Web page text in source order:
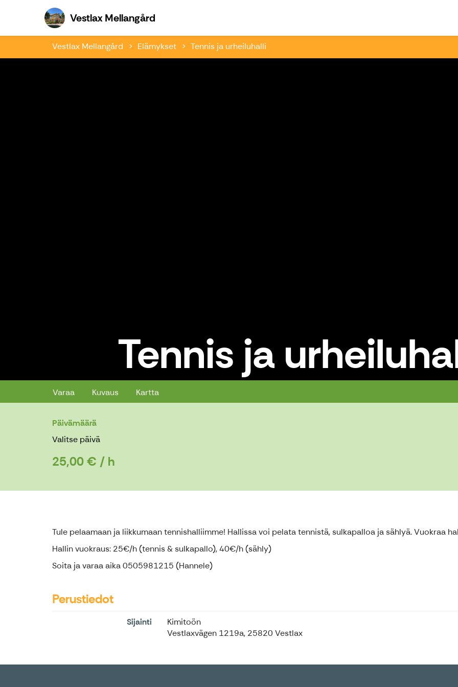
Vestlax Mellangård
Vestlax Mellangård Elämykset Tennis ja urheiluhalli
Tennis ja
Tennis ja urheiluhalli
Varaa Kuvaus Kartta
Päivämäärä
Valitse päivä
25,00 € / h
Tule pelaamaan ja liikkumaan tennishalliimme! Hallissa voi pelata tennistä, sulkapalloa ja sählyä. Vuokraa
Hallin vuokraus: 25€/h (tennis & sulkapallo), 40€/h (sähly)
Soita ja varaa aika 0505981215 (Hannele)
Perustiedot
Sijainti
Kimitoön
Vestlaxvägen 1219a, 25820 Vestlax